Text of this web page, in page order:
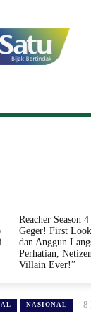
Reacher Season
Geger! First
dan Anggun
Perhatian,
Villain Ever!”
NASIONAL 8